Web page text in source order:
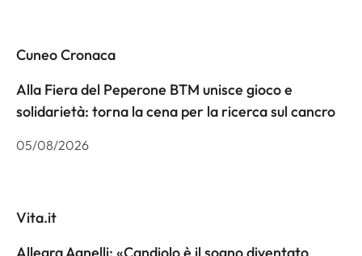
Cuneo Cronaca
Alla Fiera del Peperone BTM unisce gioco e
solidarietà: torna la cena per la ricerca sul cancro
05/08/2026
Vita.it
Allegra Agnelli: «Candiolo è il sogno diventato